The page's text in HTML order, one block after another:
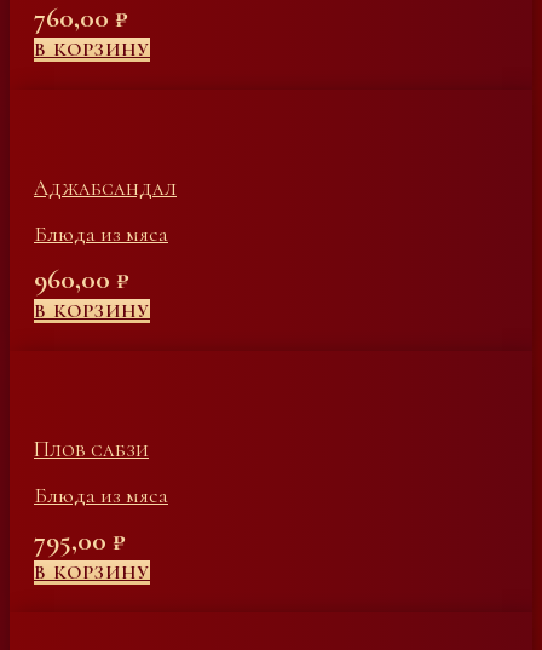
760,00 ₽
В КОРЗИНУ
Аджабсандал
Блюда из мяса
960,00 ₽
В КОРЗИНУ
Плов сабзи
Блюда из мяса
795,00 ₽
В КОРЗИНУ